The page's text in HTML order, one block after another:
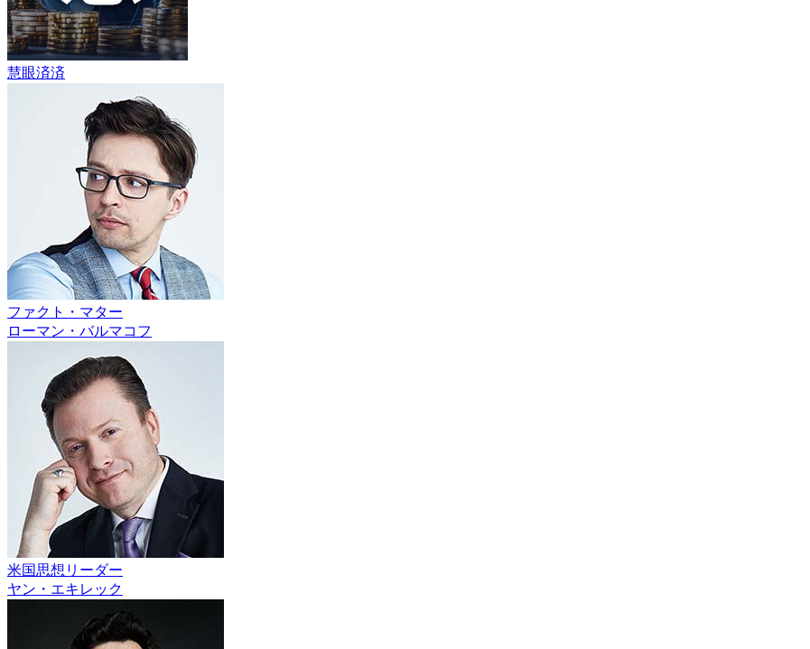
慧眼済済
ファクト・マター
ローマン・バルマコフ
米国思想リーダー
ヤン・エキレック